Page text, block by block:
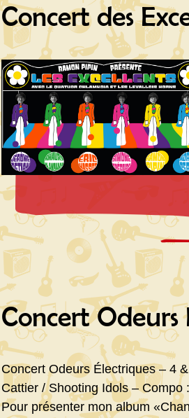
Concert des
Concert
Concert Odeurs Électriques – 4
Cattier / Shooting Idols – Compo
Pour présenter mon album